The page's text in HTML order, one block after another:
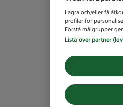
Lagra och/eller få
profiler för
Förstå målgrupper
Lista över partner